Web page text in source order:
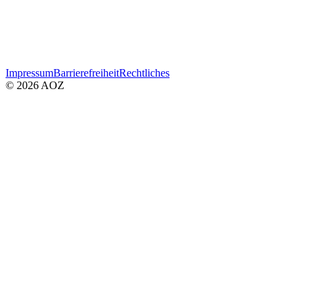
ImpressumBarrierefreiheitRechtliches
© 2026 AOZ